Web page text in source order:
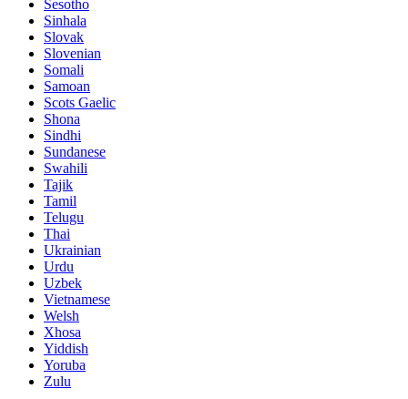
Sesotho
Sinhala
Slovak
Slovenian
Somali
Samoan
Scots Gaelic
Shona
Sindhi
Sundanese
Swahili
Tajik
Tamil
Telugu
Thai
Ukrainian
Urdu
Uzbek
Vietnamese
Welsh
Xhosa
Yiddish
Yoruba
Zulu